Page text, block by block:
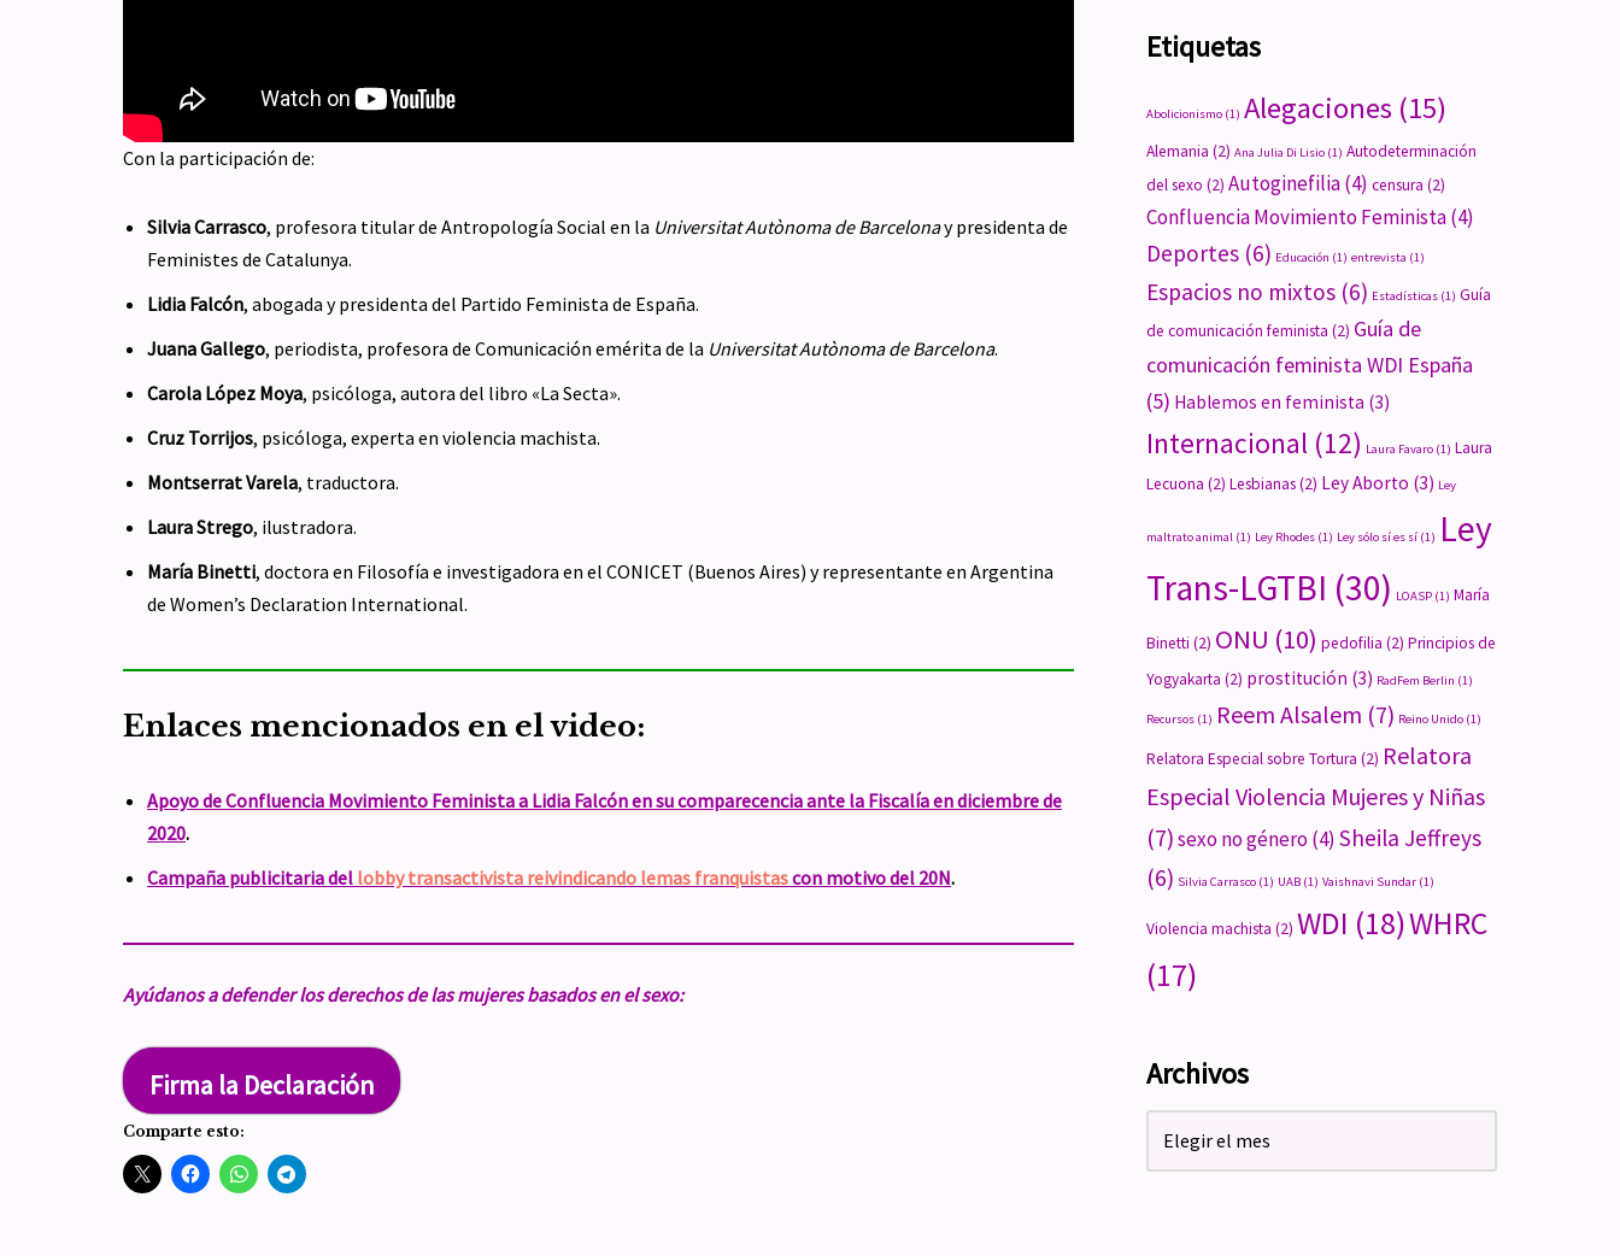
Con la participación de:
Silvia Carrasco, profesora titular de Antropología Social en la Universitat Autònoma de Barcelonay presidenta de
Feministes de Catalunya.
Lidia Falcón, abogada y presidenta del Partido Feminista de España.
Juana Gallego, periodista, profesora de Comunicación emérita de la Universitat Autònoma de Barcelona.
Carola López Moya, psicóloga, autora del libro «La Secta».
Cruz Torrijos, psicóloga, experta en violencia machista.
Montserrat Varela, traductora.
Laura Strego, ilustradora.
María Binetti, doctora en Filosofía e investigadora en el CONICET (Buenos Aires) y representante en Argentina
de Women’s Declaration International.
Enlaces mencionados en el video:
Apoyo de Confluencia Movimiento Feminista a Lidia Falcón en su comparecencia ante la Fiscalía en diciembre de
2020.
Campaña publicitaria del lobby transactivista reivindicando lemas franquistascon motivo del 20N.
Ayúdanos a defender los derechos de las mujeres basados en el sexo:
Firma la Declaración
Comparte esto:
Etiquetas
Abolicionismo (1) Alegaciones (15)
Alemania (2) Ana Julia Di Lisio (1) Autodeterminación
del sexo (2) Autoginefilia(4) censura (2)
Confluencia Movimiento Feminista(4)
Deportes (6) Educación (1) entrevista (1)
Espacios no mixtos (6) Estadísticas (1) Guía
de comunicación feminista (2) Guía de
comunicación feminista WDI España
(5) Hablemos en feminista (3)
Internacional (12) Laura Favaro (1) Laura
Lecuona (2) Lesbianas(2) Ley Aborto (3) Ley
maltrato animal (1) Ley Rhodes (1) Ley sólo sí es sí (1) Ley
Trans-LGTBI (30) LOASP (1) María
Binetti (2) ONU (10) pedofilia (2) Principios de
Yogyakarta (2) prostitución (3) RadFem Berlin (1)
Recursos (1) Reem Alsalem (7) Reino Unido (1)
Relatora Especial sobre Tortura (2) Relatora
Especial Violencia Mujeres y Niñas
(7)sexo no género(4) Sheila Jeffreys
(6) Silvia Carrasco (1) UAB (1) Vaishnavi Sundar (1)
Violencia machista (2) WDI (18)WHRC
(17)
Archivos